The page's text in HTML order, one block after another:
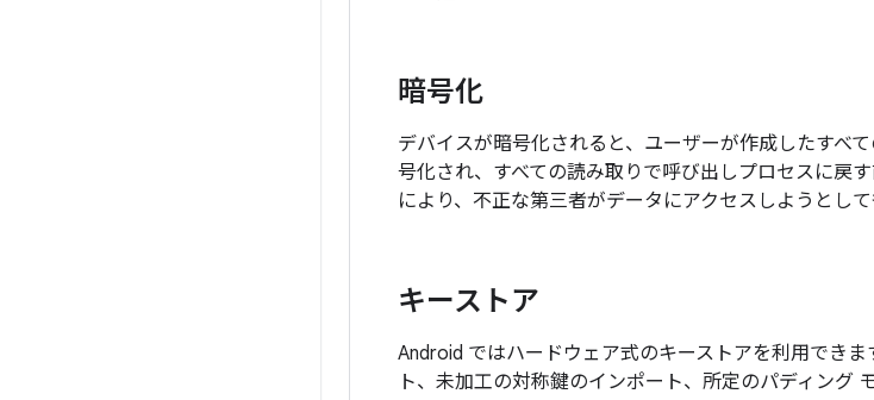
暗号化
デバイスが暗号化されると、ユーザーが作成したすべ
号化され、すべての読み取りで呼び出しプロセスに戻
により、不正な第三者がデータにアクセスしようとし
キーストア
Android ではハードウェア式のキーストアを利用でき
ト、未加工の対称鍵のインポート、所定のパディング